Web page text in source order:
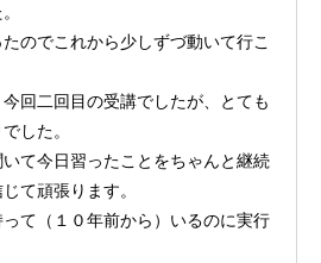
のでこれから少しずづ動いて行こ
回二回目の受講でしたが、とても
した。
て今日習ったことをちゃんと継続
て頑張ります。
て（１０年前から）いるのに実行